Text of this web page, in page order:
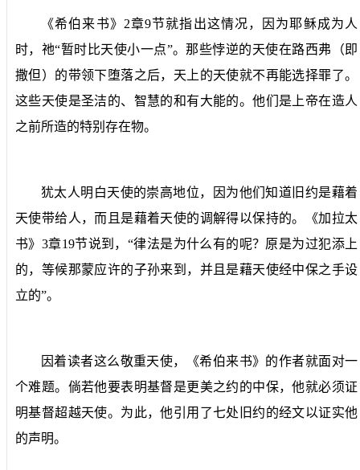
《希伯来书》 2章9节就指出这情况，因为耶稣成为人
时，祂“暂时比天使小一点”。那些悖逆的天使在路西弗（即
撒但）的带领下堕落之后，天上的天使就不再能选择罪了。
这些天使是圣洁的、智慧的和有大能的。他们是上帝在造人
之前所造的特别存在物。
犹太人明白天使的崇高地位，因为他们知道旧约是藉着
天使带给人，而且是藉着天使的调解得以保持的。《加拉太
书》 3章19节说到，“律法是为什么有的呢？原是为过犯添上
的，等候那蒙应许的子孙来到，并且是藉天使经中保之手设
立的”。
因着读者这么敬重天使，《希伯来书》的作者就面对一
个难题。倘若他要表明基督是更美之约的中保，他就必须证
明基督超越天使。为此，他引用了七处旧约的经文以证实他
的声明。